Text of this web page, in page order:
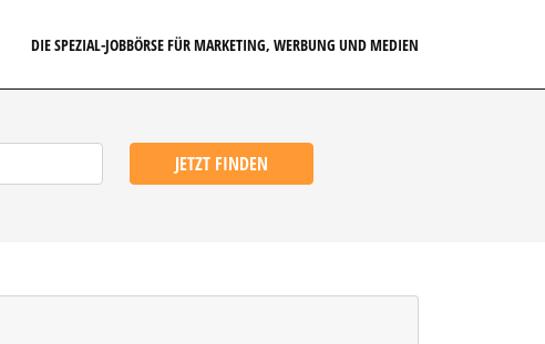
DIE SPEZIAL-JOBBÖRSE FÜR MARKETING, WERBUNG UND MEDIEN
JETZT FINDEN